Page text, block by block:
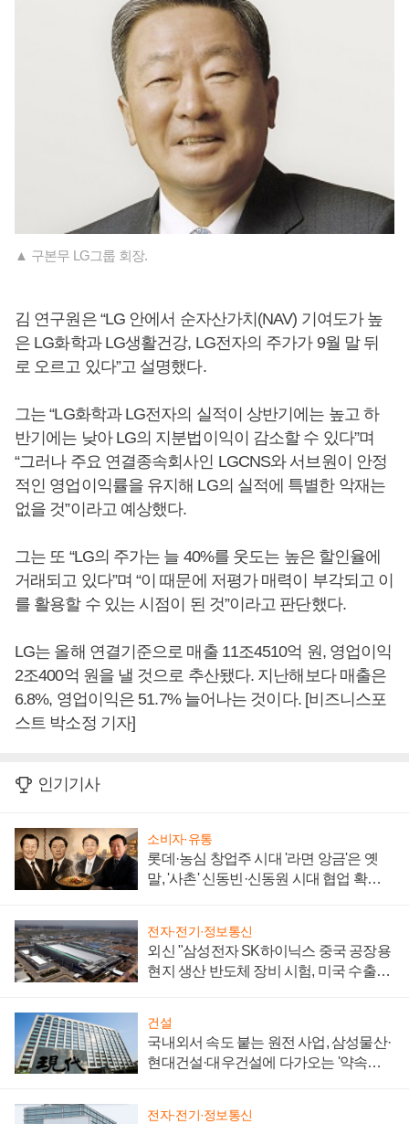
▲ 구본무 LG그룹 회장.
김 연구원은 “LG 안에서 순자산가치(NAV) 기여도가 높
은 LG화학과 LG생활건강, LG전자의 주가가 9월 말 뒤
로 오르고 있다”고 설명했다.
그는 “LG화학과 LG전자의 실적이 상반기에는 높고 하
반기에는 낮아 LG의 지분법이익이 감소할 수 있다”며
“그러나 주요 연결종속회사인 LGCNS와 서브원이 안정
적인 영업이익률을 유지해 LG의 실적에 특별한 악재는
없을 것”이라고 예상했다.
그는 또 “LG의 주가는 늘 40%를 웃도는 높은 할인율에
거래되고 있다”며 “이 때문에 저평가 매력이 부각되고 이
를 활용할 수 있는 시점이 된 것”이라고 판단했다.
LG는 올해 연결기준으로 매출 11조4510억 원, 영업이익
2조400억 원을 낼 것으로 추산됐다. 지난해보다 매출은
6.8%, 영업이익은 51.7% 늘어나는 것이다. [비즈니스포
스트 박소정 기자]
인기기사
소비자·유통
롯데·농심 창업주 시대 '라면 앙금'은 옛
말, '사촌' 신동빈·신동원 시대 협업 확대
전자·전기·정보통신
외신 "삼성전자 SK하이닉스 중국 공장용
현지 생산 반도체 장비 시험, 미국 수출통
건설
국내외서 속도 붙는 원전 사업, 삼성물산·
현대건설·대우건설에 다가오는 '약속의
전자·전기·정보통신